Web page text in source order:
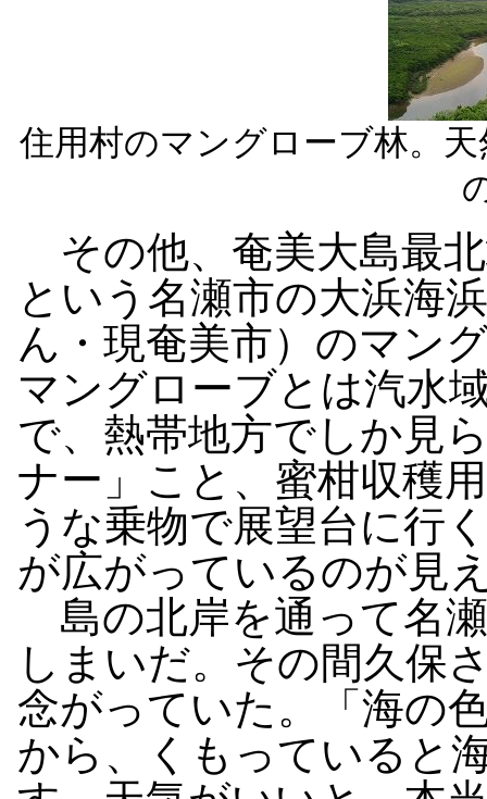
住用村のマングローブ林。
その他、奄美大島最
という名瀬市の大浜海
ん・現奄美市）のマン
マングローブとは汽水
で、熱帯地方でしか見
ナー」こと、蜜柑収穫
うな乗物で展望台に行
が広がっているのが見
島の北岸を通って名
しまいだ。その間久保
念がっていた。「海の
から、くもっていると